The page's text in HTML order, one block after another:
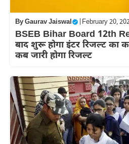
ByGaurav Jaiswal February 20,
BSEB Bihar Board 12th
बाद शुरू होगा इंटर रिजल्ट का
कब जारी होगा रिजल्ट